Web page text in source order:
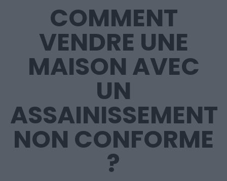
COMMENT
VENDRE UNE
MAISON AVEC
UN
ASSAINISSEMENT
NON CONFORME
?